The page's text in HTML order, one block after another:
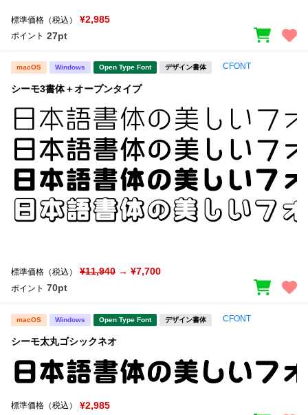
標準価格（税込） ¥2,985
ポイント 27pt
macOS Windows Open Type Font デザイン書体 CFONT
シーモ3書体＋オープンタイプ
標準価格（税込） ¥11,940 → ¥7,700
ポイント 70pt
macOS Windows Open Type Font デザイン書体 CFONT
シーモ太丸ゴシックネオ
標準価格（税込） ¥2,985